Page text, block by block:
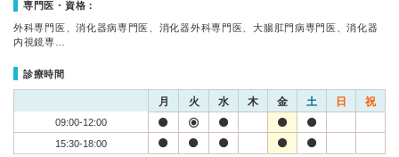
専門医・資格：
外科専門医、消化器病専門医、消化器外科専門医、大腸肛門病専門医、消化器
内視鏡専…
診療時間
月 火 水 木 金 土 日 祝
09:00-12:00
15:30-18:00